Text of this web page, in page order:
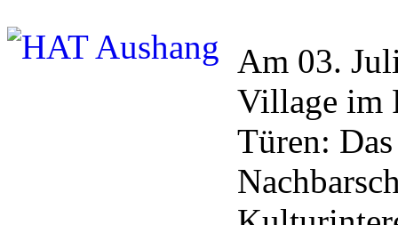
Am 03.
Village im
Türen: